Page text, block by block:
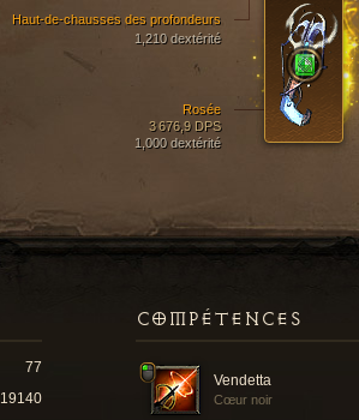
Haut-de-chausses des profondeurs
1,210 dextérité
Rosée
3 676,9 DPS
1,000 dextérité
COMPÉTENCES
Vendetta
Cœur noir
77
19140